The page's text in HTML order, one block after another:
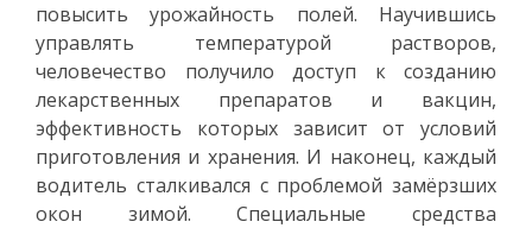
повысить урожайность полей. Научившись
управлять температурой растворов,
человечество получило доступ к созданию
лекарственных препаратов и вакцин,
эффективность которых зависит от условий
приготовления и хранения. И наконец, каждый
водитель сталкивался с проблемой замёрзших
окон зимой. Специальные средства